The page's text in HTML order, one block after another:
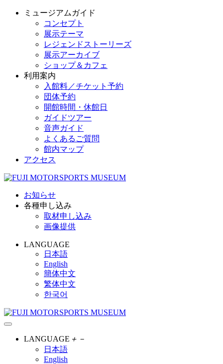
ミュージアムガイド
コンセプト
展示テーマ
レジェンドストーリーズ
展示アーカイブ
ショップ＆カフェ
利用案内
入館料／チケット予約
団体予約
開館時間・休館日
ガイドツアー
音声ガイド
よくあるご質問
館内マップ
アクセス
お知らせ
各種申し込み
取材申し込み
画像提供
LANGUAGE
日本語
English
簡体中文
繁体中文
한국어
LANGUAGE ＋ －
日本語
English